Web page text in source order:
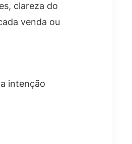
clareza do
venda ou
intenção